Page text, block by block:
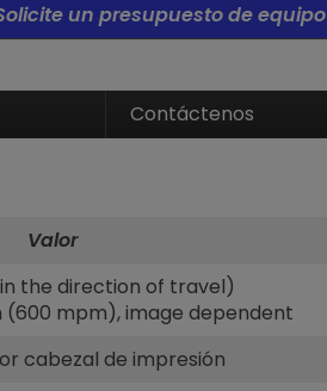
un presupuesto de equipo
Contáctenos
Valor
the direction of travel)
(600 mpm), image dependent
cabezal de impresión